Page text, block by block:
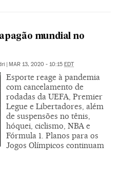
mundial no
| MAR 13, 2020 - 10:15 EDT
Esporte reage à pandemia
com cancelamento de
rodadas da UEFA, Premier
Legue e Libertadores, além
de suspensões no tênis,
hóquei, ciclismo, NBA e
Fórmula 1. Planos para os
Jogos Olímpicos continuam